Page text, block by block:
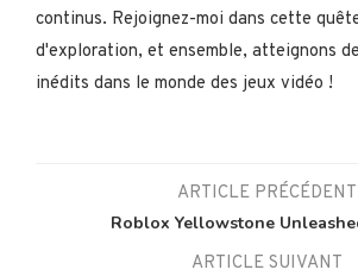
continus. Rejoignez-moi dans cette
d'exploration, et ensemble, atteignons
inédits dans le monde des jeux vidéo !
ARTICLE PRÉCÉDENT
Roblox Yellowstone
ARTICLE SUIVANT